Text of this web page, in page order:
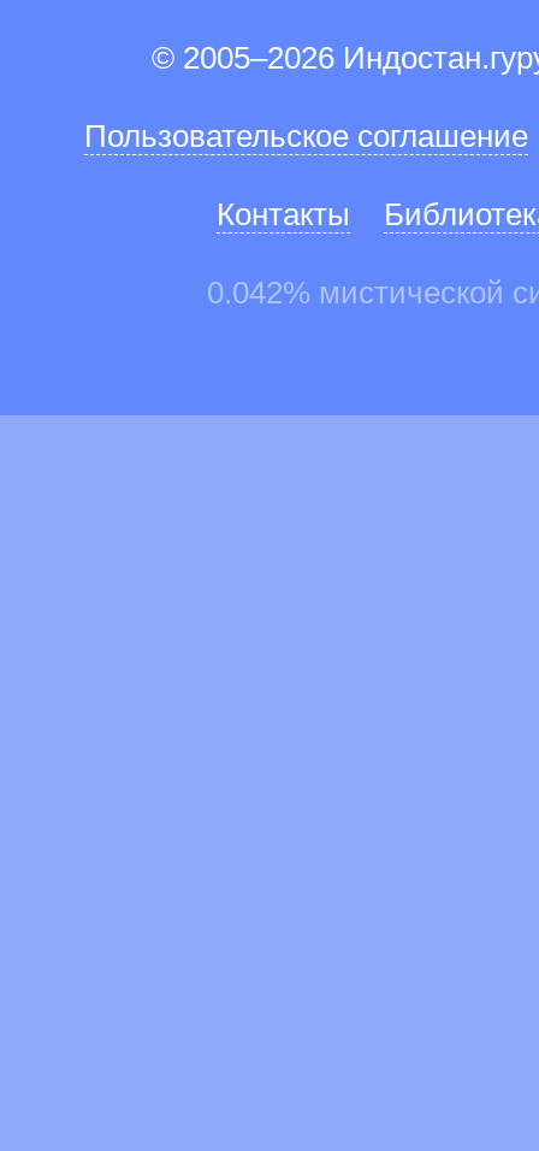
© 2005–2026
Пользовательское соглашение
Контакты
0.042% мистической